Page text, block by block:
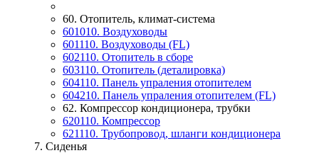
60. Отопитель, климат-система
601010. Воздуховоды
601110. Воздуховоды (FL)
602110. Отопитель в сборе
603110. Отопитель (деталировка)
604110. Панель упраления отопителем
604210. Панель упраления отопителем (FL)
62. Компрессор кондиционера, трубки
620110. Компрессор
621110. Трубопровод, шланги кондиционера
7. Сиденья